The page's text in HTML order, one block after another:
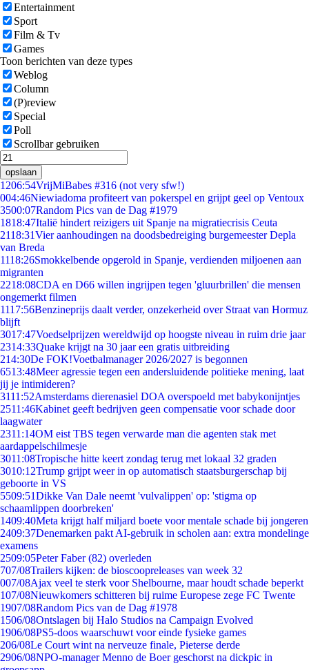
Entertainment
Sport
Film & Tv
Games
Toon berichten van deze types
Weblog
Column
(P)review
Special
Poll
Scrollbar gebruiken
opslaan
1206:54VrijMiBabes #316 (not very sfw!)
004:46Niewiadoma profiteert van pokerspel en grijpt geel op Ventoux
3500:07Random Pics van de Dag #1979
1818:47Italië hindert reizigers uit Spanje na migratiecrisis Ceuta
2118:31Vier aanhoudingen na doodsbedreiging burgemeester Depla
van Breda
1118:26Smokkelbende opgerold in Spanje, verdienden miljoenen aan
migranten
2218:08CDA en D66 willen ingrijpen tegen 'gluurbrillen' die mensen
ongemerkt filmen
1117:56Benzineprijs daalt verder, onzekerheid over Straat van Hormuz
blijft
3017:47Voedselprijzen wereldwijd op hoogste niveau in ruim drie jaar
2314:33Quake krijgt na 30 jaar een gratis uitbreiding
214:30De FOK!Voetbalmanager 2026/2027 is begonnen
6513:48Meer agressie tegen een andersluidende politieke mening, laat
jij je intimideren?
3111:52Amsterdams dierenasiel DOA overspoeld met babykonijntjes
2511:46Kabinet geeft bedrijven geen compensatie voor schade door
laagwater
2311:14OM eist TBS tegen verwarde man die agenten stak met
aardappelschilmesje
3011:08Tropische hitte keert zondag terug met lokaal 32 graden
3010:12Trump grijpt weer in op automatisch staatsburgerschap bij
geboorte in VS
5509:51Dikke Van Dale neemt 'vulvalippen' op: 'stigma op
schaamlippen doorbreken'
1409:40Meta krijgt half miljard boete voor mentale schade bij jongeren
2409:37Denemarken pakt AI-gebruik in scholen aan: extra mondelinge
examens
2509:05Peter Faber (82) overleden
707/08Trailers kijken: de bioscoopreleases van week 32
007/08Ajax veel te sterk voor Shelbourne, maar houdt schade beperkt
107/08Nieuwkomers schitteren bij ruime Europese zege FC Twente
1907/08Random Pics van de Dag #1978
1506/08Ontslagen bij Halo Studios na Campaign Evolved
1906/08PS5-doos waarschuwt voor einde fysieke games
206/08Le Court wint na nerveuze finale, Pieterse derde
2906/08NPO-manager Menno de Boer geschorst na dickpic in